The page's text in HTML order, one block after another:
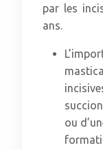
par les
ans.
ou